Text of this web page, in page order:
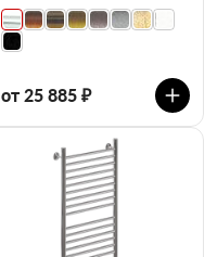
от 25 885 ₽